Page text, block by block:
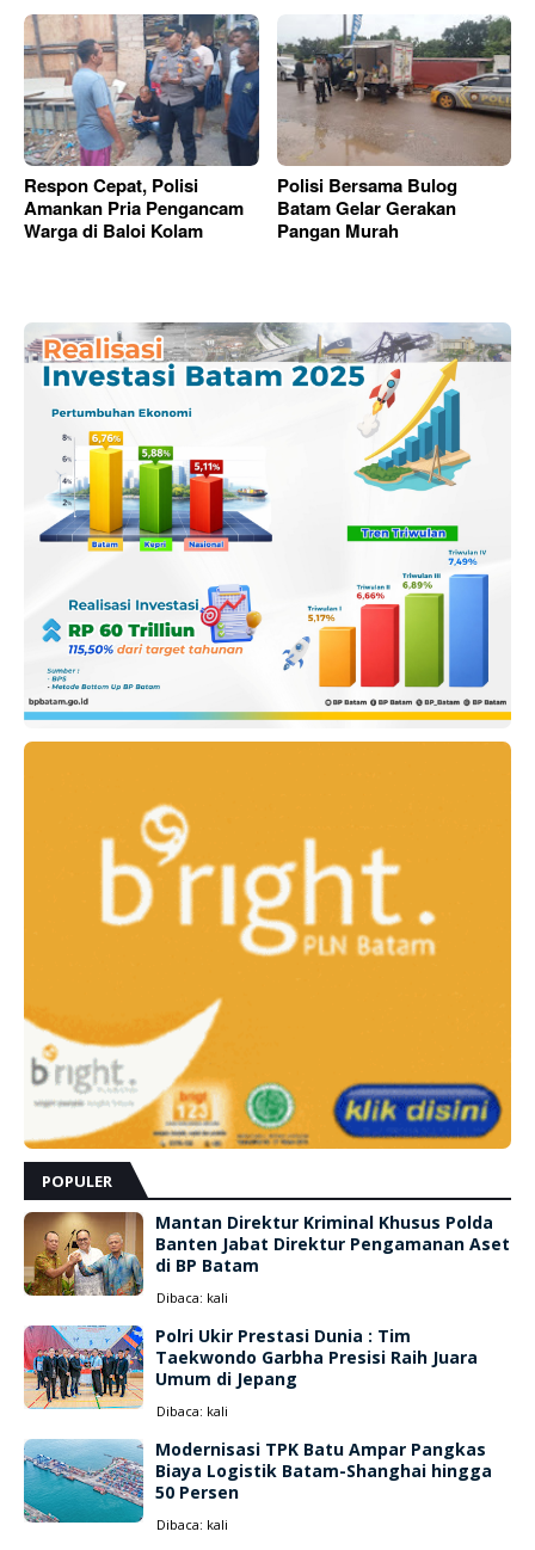
Respon Cepat, Polisi
Amankan Pria Pengancam
Warga di Baloi Kolam
Polisi Bersama Bulog
Batam Gelar Gerakan
Pangan Murah
POPULER
Mantan Direktur Kriminal Khusus Polda
Banten Jabat Direktur Pengamanan Aset
di BP Batam
Dibaca: kali
Polri Ukir Prestasi Dunia : Tim
Taekwondo Garbha Presisi Raih Juara
Umum di Jepang
Dibaca: kali
Modernisasi TPK Batu Ampar Pangkas
Biaya Logistik Batam-Shanghai hingga
50 Persen
Dibaca: kali